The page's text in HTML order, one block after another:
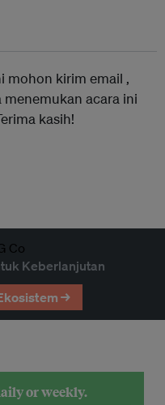
mohon kirim email ,
acara ini
kasih!
Keberlanjutan
→
or weekly.